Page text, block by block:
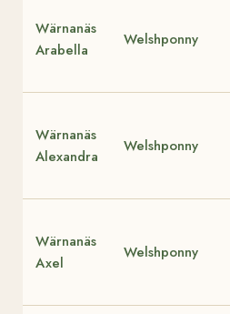
Wärnanäs
Arabella
Welshponny
Wärnanäs
Alexandra
Welshponny
Wärnanäs
Axel
Welshponny